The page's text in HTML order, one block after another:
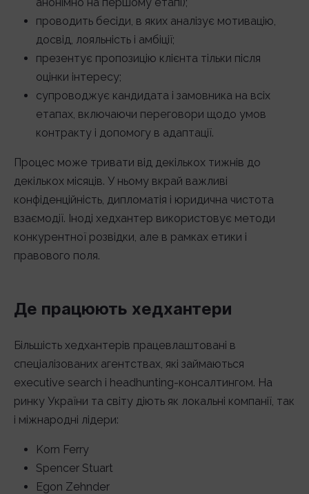
проводить бесіди, в яких аналізує мотивацію,
досвід, лояльність і амбіції;
презентує пропозицію клієнта тільки після
оцінки інтересу;
супроводжує кандидата і замовника на всіх
етапах, включаючи переговори щодо умов
контракту і допомогу в адаптації.
Процес може тривати від декількох тижнів до
декількох місяців. У ньому вкрай важливі
конфіденційність, дипломатія і юридична чистота
взаємодії. Іноді хедхантер використовує методи
конкурентної розвідки, але в рамках етики і
правового поля.
Де працюють хедхантери
Більшість хедхантерів працевлаштовані в
спеціалізованих агентствах, які займаються
executive search і headhunting-консалтингом. На
ринку України та світу діють як локальні компанії, так
і міжнародні лідери:
Korn Ferry
Spencer Stuart
Egon Zehnder